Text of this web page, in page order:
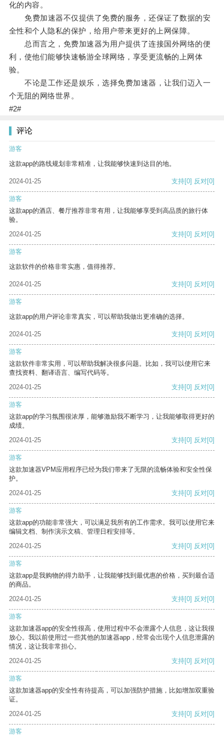
化的内容。
免费加速器不仅提供了免费的服务，还保证了数据的安
全性和个人隐私的保护，给用户带来更好的上网保障。
总而言之，免费加速器为用户提供了连接国外网络的便
利，使他们能够快速畅游全球网络，享受更流畅的上网体
验。
不论是工作还是娱乐，选择免费加速器，让我们迈入一
个无阻的网络世界。
#2#
评论
游客
这款app的路线规划非常精准，让我能够快速到达目的地。
2024-01-25 支持[0] 反对[0]
游客
这款app的酒店、餐厅推荐非常有用，让我能够享受到高品质的旅行体
验。
2024-01-25
支持[0] 反对[0]
游客
这款软件的价格非常实惠，值得推荐。
2024-01-25 支持[0] 反对[0]
游客
这款app的用户评论非常真实，可以帮助我做出更准确的选择。
2024-01-25 支持[0] 反对[0]
游客
这款软件非常实用，可以帮助我解决很多问题。比如，我可以使用它来
查找资料、翻译语言、编写代码等。
2024-01-25
支持[0] 反对[0]
游客
这款app的学习氛围很浓厚，能够激励我不断学习，让我能够取得更好的
成绩。
2024-01-25
支持[0] 反对[0]
游客
这款加速器VPM应用程序已经为我们带来了无限的流畅体验和安全性保
护。
2024-01-25
支持[0] 反对[0]
游客
这款app的功能非常强大，可以满足我所有的工作需求。我可以使用它来
编辑文档、制作演示文稿、管理日程安排等。
2024-01-25
支持[0] 反对[0]
游客
这款app是我购物的得力助手，让我能够找到最优惠的价格，买到最合适
的商品。
2024-01-25
支持[0] 反对[0]
游客
这款加速器app的安全性很高，使用过程中不会泄露个人信息，这让我很
放心。我以前使用过一些其他的加速器app，经常会出现个人信息泄露的
情况，这让我非常担心。
2024-01-25
支持[0] 反对[0]
游客
这款加速器app的安全性有待提高，可以加强防护措施，比如增加双重验
证。
2024-01-25
支持[0] 反对[0]
游客